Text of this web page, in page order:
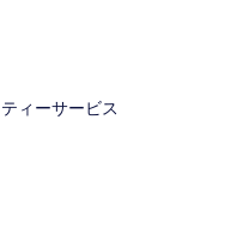
ィーサービス